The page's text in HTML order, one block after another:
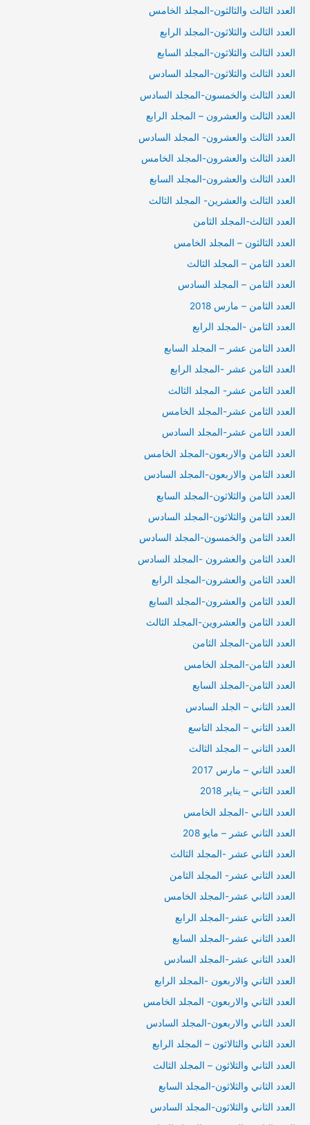
العدد الثالث والثالثون-المجلد الخامس
العدد الثالث والثلاثون-المجلد الرابع
العدد الثالث والثلاثون-المجلد السابع
العدد الثالث والثلاثون-المجلد السادس
العدد الثالث والخمسون-المجلد السادس
العدد الثالث والعشرون – المجلد الرابع
العدد الثالث والعشرون- المجلد السادس
العدد الثالث والعشرون-المجلد الخامس
العدد الثالث والعشرون-المجلد السابع
العدد الثالث والعشرين- المجلد الثالث
العدد الثالث-المجلد الثامن
العدد الثالثون – المجلد الخامس
العدد الثامن – المجلد الثالث
العدد الثامن – المجلد السادس
العدد الثامن – مارس 2018
العدد الثامن -المجلد الرابع
العدد الثامن عشر – المجلد السابع
العدد الثامن عشر -المجلد الرابع
العدد الثامن عشر- المجلد الثالث
العدد الثامن عشر-المجلد الخامس
العدد الثامن عشر-المجلد السادس
العدد الثامن والاربعون-المجلد الخامس
العدد الثامن والاربعون-المجلد السادس
العدد الثامن والثلاثون-المجلد السابع
العدد الثامن والثلاثون-المجلد السادس
العدد الثامن والخمسون-المجلد السادس
العدد الثامن والعشرون -المجلد السادس
العدد الثامن والعشرون-المجلد الرابع
العدد الثامن والعشرون-المجلد السابع
العدد الثامن والعشروين-المجلد الثالث
العدد الثامن-المجلد الثامن
العدد الثامن-المجلد الخامس
العدد الثامن-المجلد السابع
العدد الثاني – الجلد السادس
العدد الثاني – المجلد التاسع
العدد الثاني – المجلد الثالث
العدد الثاني – مارس 2017
العدد الثاني – يناير 2018
العدد الثاني -المجلد الخامس
العدد الثاني عشر – مايو 208
العدد الثاني عشر -المجلد الثالث
العدد الثاني عشر- المجلد الثامن
العدد الثاني عشر-المجلد الخامس
العدد الثاني عشر-المجلد الرابع
العدد الثاني عشر-المجلد السابع
العدد الثاني عشر-المجلد السادس
العدد الثاني والاربعون -المجلد الرابع
العدد الثاني والاربعون- المجلد الخامس
العدد الثاني والاربعون-المجلد السادس
العدد الثاني والثالاثون – المجلد الرابع
العدد الثاني والثلاثون – المجلد الثالث
العدد الثاني والثلاثون-المجلد السابع
العدد الثاني والثلاثون-المجلد السادس